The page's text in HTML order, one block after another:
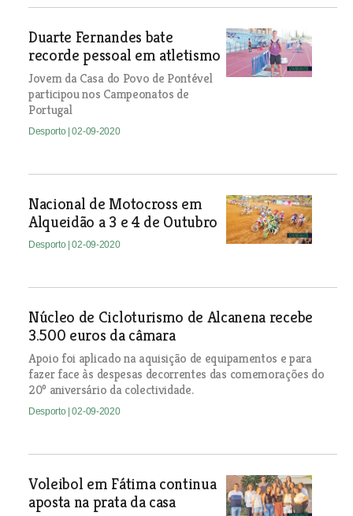
Duarte Fernandes bate
recorde pessoal em atletismo
Jovem da Casa do Povo de Pontével
participou nos Campeonatos de
Portugal
Desporto | 02-09-2020
Nacional de Motocross em
Alqueidão a 3 e 4 de Outubro
Desporto | 02-09-2020
Núcleo de Cicloturismo de Alcanena recebe
3.500 euros da câmara
Apoio foi aplicado na aquisição de equipamentos e para
fazer face às despesas decorrentes das comemorações do
20º aniversário da colectividade.
Desporto | 02-09-2020
Voleibol em Fátima continua
aposta na prata da casa